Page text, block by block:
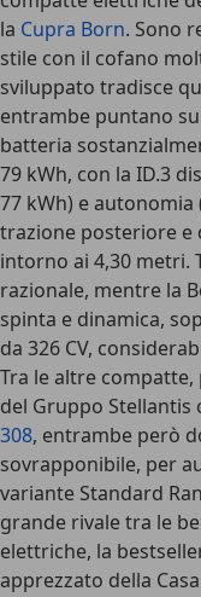
la Cupra Born. Sono
stile con il cofano
sviluppato tradisce
entrambe puntano
batteria
79 kWh, con la ID.3
77 kWh) e autonomia
trazione posteriore
intorno ai 4,30 metri.
razionale, mentre la
spinta e dinamica,
da 326 CV,
Tra le altre compatte,
del Gruppo Stellantis
308, entrambe però
sovrapponibile, per
variante Standard
grande rivale tra le
elettriche, la
apprezzato della